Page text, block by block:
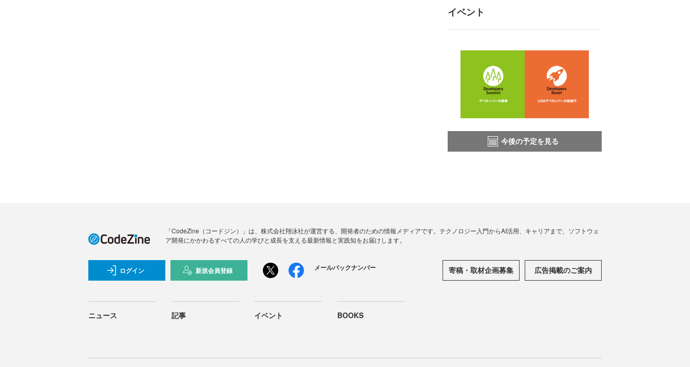
イベント
今後の予定を見る
「CodeZine（コードジン）」は、株式会社翔泳社が運営する、開発者のための情報メディアです。テクノロジー入門からAI活用、キャリアまで、ソフトウェ
ア開発にかかわるすべての人の学びと成長を支える最新情報と実践知をお届けします。
ログイン 新規会員登録 メールバックナンバー 寄稿・取材企画募集 広告掲載のご案内
ニュース 記事 イベント BOOKS